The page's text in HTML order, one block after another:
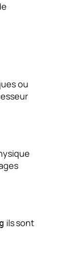
ou
ils sont